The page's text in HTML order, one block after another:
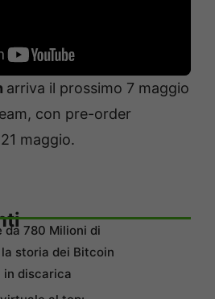
arriva il prossimo 7 maggio
con pre-order
maggio.
da 780 Milioni di
storia dei Bitcoin
in discarica